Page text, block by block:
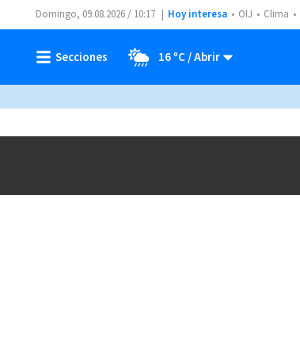
Domingo, 09.08.2026 / 10:17 Hoy interesa OIJ Clima
16 ºC